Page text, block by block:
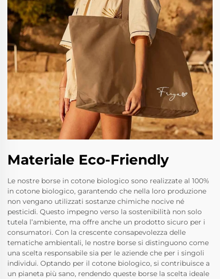
Materiale Eco-Friendly
Le nostre borse in cotone biologico sono realizzate al 100%
in cotone biologico, garantendo che nella loro produzione
non vengano utilizzati sostanze chimiche nocive né
pesticidi. Questo impegno verso la sostenibilità non solo
tutela l’ambiente, ma offre anche un prodotto sicuro per i
consumatori. Con la crescente consapevolezza delle
tematiche ambientali, le nostre borse si distinguono come
una scelta responsabile sia per le aziende che per i singoli
individui. Optando per il cotone biologico, si contribuisce a
un pianeta più sano, rendendo queste borse la scelta ideale